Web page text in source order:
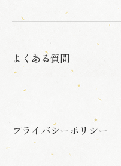
よくある質問
プライバシーポリシー